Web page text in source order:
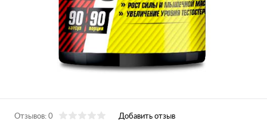
Отзывов: 0 Добавить отзыв